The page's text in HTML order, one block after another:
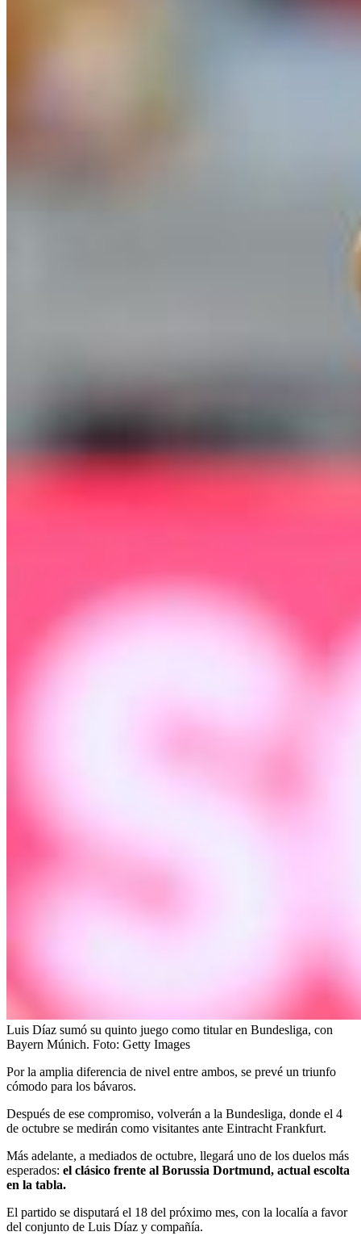
Luis Díaz sumó su quinto juego como titular en Bundesliga, con
Bayern Múnich. Foto: Getty Images
Por la amplia diferencia de nivel entre ambos, se prevé un triunfo
cómodo para los bávaros.
Después de ese compromiso, volverán a la Bundesliga, donde el 4
de octubre se medirán como visitantes ante Eintracht Frankfurt.
Más adelante, a mediados de octubre, llegará uno de los duelos más
esperados: el clásico frente al Borussia Dortmund, actual escolta
en la tabla.
El partido se disputará el 18 del próximo mes, con la localía a favor
del conjunto de Luis Díaz y compañía.